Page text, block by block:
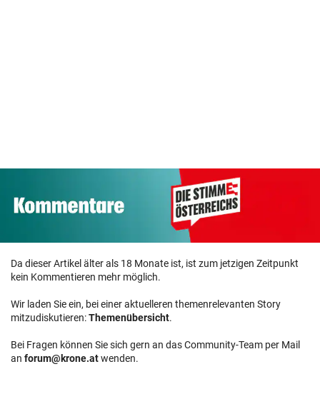
Da dieser Artikel älter als 18 Monate ist, ist zum jetzigen Zeitpunkt
kein Kommentieren mehr möglich.
Wir laden Sie ein, bei einer aktuelleren themenrelevanten Story
mitzudiskutieren:Themenübersicht.
Bei Fragen können Sie sich gern an das Community-Team per Mail
an forum@krone.atwenden.